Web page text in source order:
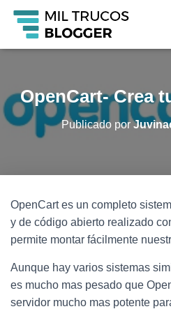
OpenCart- Crea
Publicado por
OpenCart es un completo
y de código abierto realizado
permite montar fácilmente
Aunque hay varios sistemas
es mucho mas pesado que
servidor mucho mas potente